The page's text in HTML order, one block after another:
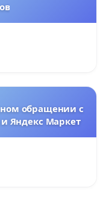
обращении с
Яндекс Маркет